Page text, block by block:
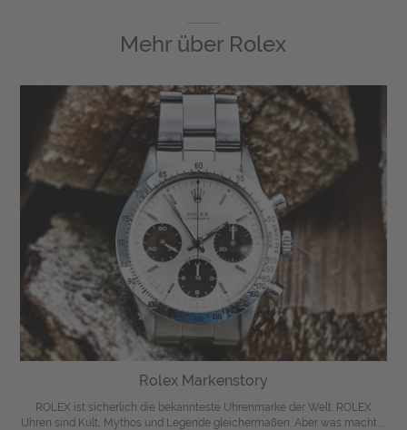
Mehr über Rolex
Rolex Markenstory
ROLEX ist sicherlich die bekannteste Uhrenmarke der Welt. ROLEX
Uhren sind Kult, Mythos und Legende gleichermaßen. Aber was macht ...